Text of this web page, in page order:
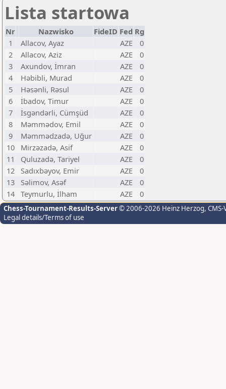
Lista startowa
Nr Nazwisko FideID Fed Rg
1
Allacov, Ayaz AZE
0
2
Allacov, Aziz AZE
0
3
Axundov, İmran AZE
0
4
Həbibli, Murad AZE
0
5
Həsənli, Rəsul AZE
0
6
İbadov, Timur AZE
0
7
İsgəndərli, Cümşüd AZE
0
8
Məmmədov, Emil AZE
0
9
Məmmədzadə, Uğur AZE
0
10
Mirzəzadə, Asif AZE
0
11
Quluzadə, Tariyel AZE
0
12
Sadıxbəyov, Emir AZE
0
13
Səlimov, Asəf AZE
0
14 Teymurlu, İlham AZE 0
Chess-Tournament-Results-Server© 2006-2026 Heinz Herzog,
Legal details/Terms of use